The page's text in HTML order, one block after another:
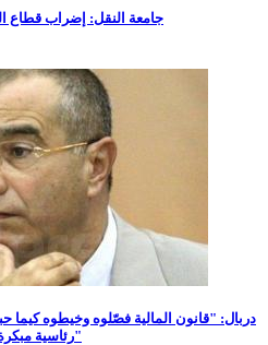
جامعة النقل: إضراب قطاع النقل يومي 25 و26
دربال: "قانون المالية فصّلوه وخيطوه كيما
رئاسية مبكرة من بين أهم الحلول للأزمة السياسية"